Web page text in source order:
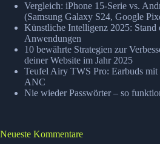
Vergleich: iPhone 15-Serie vs.
(Samsung Galaxy S24, Google
Künstliche Intelligenz 2025: Stand
Anwendungen
10 bewährte Strategien zur
deiner Website im Jahr 2025
Teufel Airy TWS Pro: Earbuds
ANC
Nie wieder Passwörter – so
Neueste Kommentare